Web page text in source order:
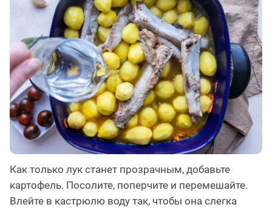
Как только лук станет прозрачным, добавьте
картофель. Посолите, поперчите и перемешайте.
Влейте в кастрюлю воду так, чтобы она слегка